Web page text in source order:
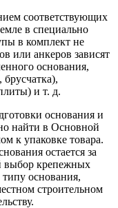
соответствующих
в специально
в комплект не
или анкеров зависят
основания,
и т. д.
основания и
найти в Основной
к упаковке товара.
остается за
выбор крепежных
основания,
строительном